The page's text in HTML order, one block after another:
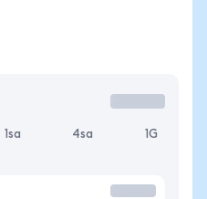
1sa 4sa 1G